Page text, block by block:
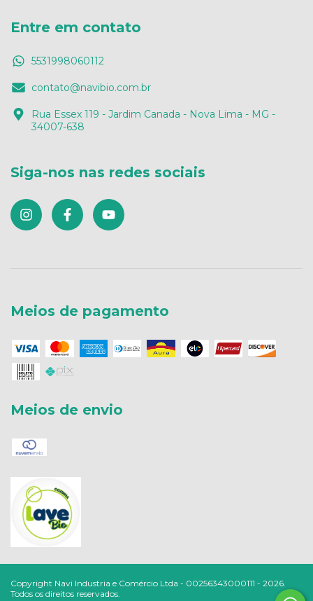
Entre em contato
5531998060112
contato@navibio.com.br
Rua Essex 119 - Jardim Canada - Nova Lima - MG -
34007-638
Siga-nos nas redes sociais
Meios de pagamento
Meios de envio
Copyright Navi Industria e Comércio Ltda - 00256343000111 - 2026.
Todos os direitos reservados.